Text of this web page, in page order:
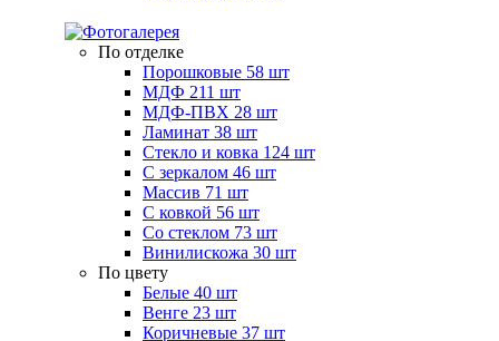
По отделке
Порошковые 58 шт
МДФ 211 шт
МДФ-ПВХ 28 шт
Ламинат 38 шт
Стекло и ковка 124 шт
С зеркалом 46 шт
Массив 71 шт
С ковкой 56 шт
Со стеклом 73 шт
Винилискожа 30 шт
По цвету
Белые 40 шт
Венге 23 шт
Коричневые 37 шт